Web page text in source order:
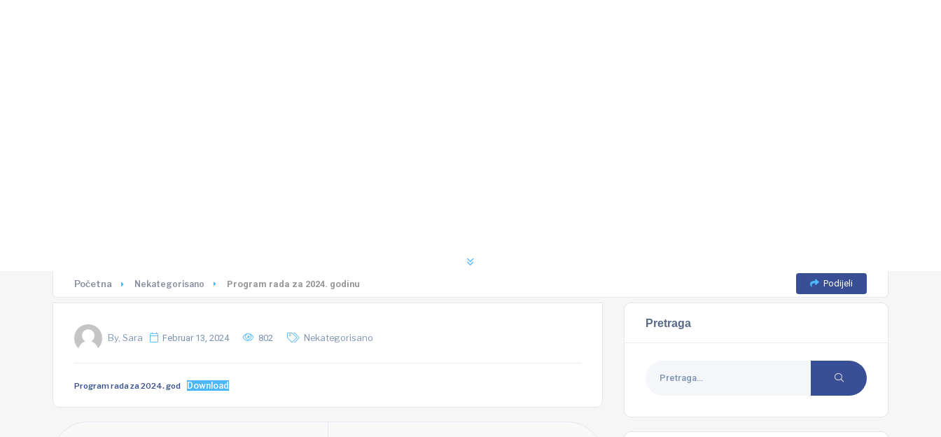
Početna Nekategorisano Program rada za 2024. godinu Podijeli
By, Sara Februar 13, 2024 802 Nekategorisano
Program rada za 2024. god Download
Pretraga